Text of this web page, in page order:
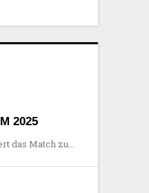
2025
das Match zu